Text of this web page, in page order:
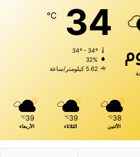
34
℃
34º - 34º
32%
5.62 كيلومتر/ساعة
38
℃
الأثنين
39
℃
الثلاثاء
39
℃
الأربعاء